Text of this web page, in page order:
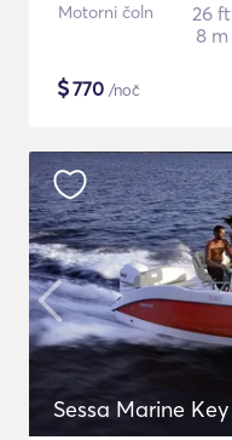
Motorni čoln
26 ft
8 m
$770 /noč
Sessa Marine